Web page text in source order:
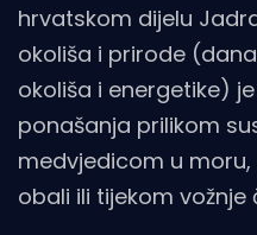
hrvatskom dijelu
okoliša i prirode
okoliša i energetike)
ponašanja prilikom
medvjedicom u
obali ili tijekom